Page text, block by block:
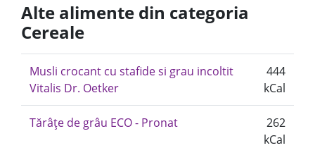
Alte alimente din categoria
Cereale
Musli crocant cu stafide si grau incoltit
Vitalis Dr. Oetker
444
kCal
Tărâțe de grâu ECO - Pronat
262
kCal